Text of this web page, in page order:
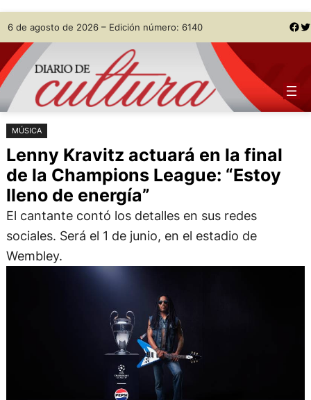
Saltar
al
contenido
Skip
to
content
6 de agosto de 2026 – Edición número: 6140 Facebook Twitter
MÚSICA
Lenny Kravitz actuará en la final
de la Champions League: “Estoy
lleno de energía”
El cantante contó los detalles en sus redes
sociales. Será el 1 de junio, en el estadio de
Wembley.